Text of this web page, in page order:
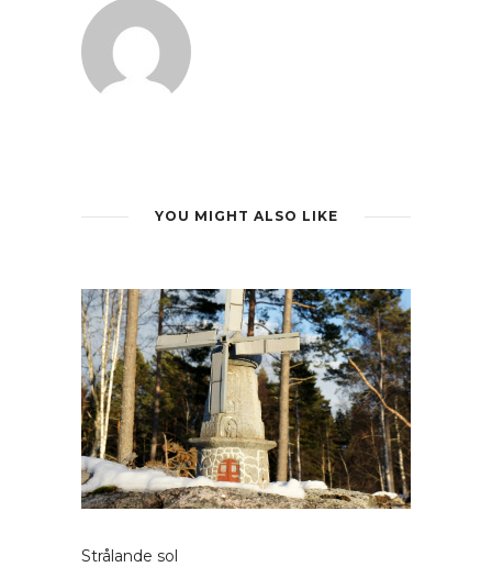
YOU MIGHT ALSO LIKE
Strålande sol